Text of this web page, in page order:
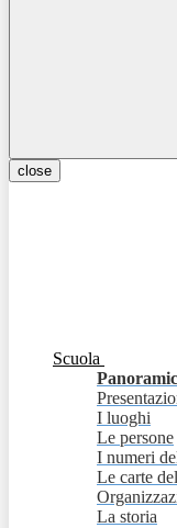
close
Scuola
I luoghi
Le persone
I numeri
Le carte
La storia